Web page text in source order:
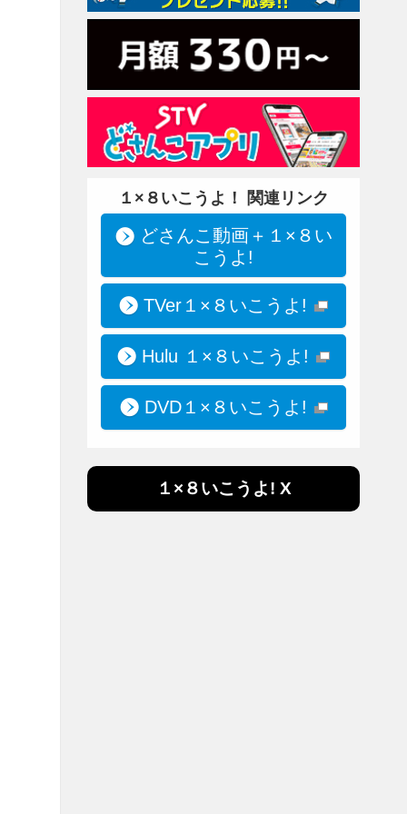
１×８いこうよ！ 関連リンク
どさんこ動画＋１×８い
こうよ!
TVer１×８いこうよ!
Hulu １×８いこうよ!
DVD１×８いこうよ!
１×８いこうよ! X